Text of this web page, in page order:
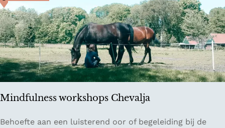
e
s
t
e
r
b
o
k
Mindfulness workshops Chevalja
M
Behoefte aan een luisterend oor of begeleiding bij de